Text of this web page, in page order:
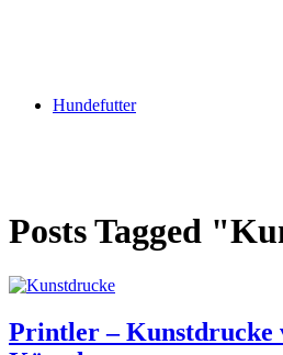
Hundefutter
Posts Tagged
Printler – Kunstdrucke